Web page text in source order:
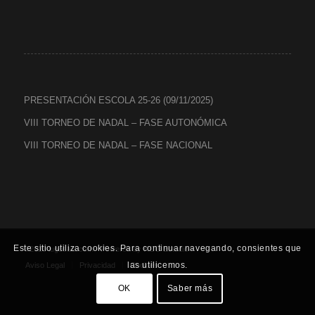
PRESENTACIÓN ESCOLA 25-26 (09/11/2025)
VIII TORNEO DE NADAL – FASE AUTONÓMICA
VIII TORNEO DE NADAL – FASE NACIONAL
©2020 lugosala.com - Powered byHCO Estudio-
Aviso Legal
Privacidad Cookies
Este sitio utiliza cookies. Para continuar navegando, consientes que
las utilicemos.
OK Saber más